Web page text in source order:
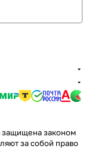
законом
за собой право